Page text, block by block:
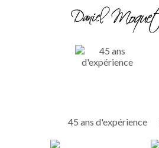
45 ans d'expérience